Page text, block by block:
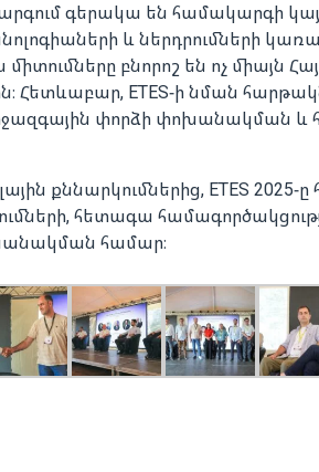
գերակա են համակարգի
և ներդրումների
բնորոշ են ոչ միայն
Հետևաբար, ETES-ի նման
փորձի փոխանակման և
քննարկումներից, ETES 2025-
հետագա
համար։